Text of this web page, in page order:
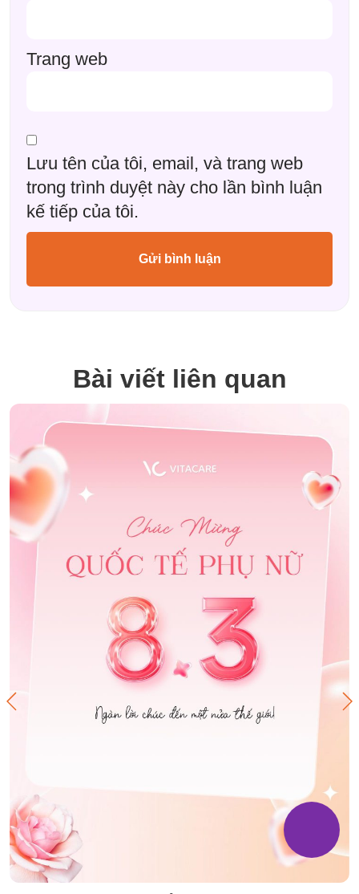
Trang web
Lưu tên của tôi, email, và trang web
trong trình duyệt này cho lần bình luận
kế tiếp của tôi.
Bài viết liên quan